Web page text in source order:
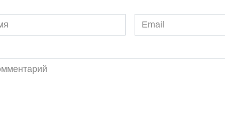
Email
*